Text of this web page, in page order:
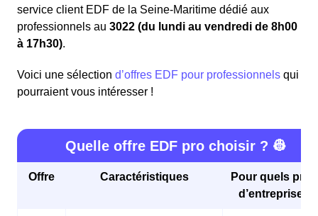
service client EDF de la Seine-Maritime dédié aux
professionnels au 3022 (du lundi au vendredi de 8h00
à 17h30).
Voici une sélection d’offres EDF pour professionnels qui
pourraient vous intéresser !
Quelle offre EDF pro choisir ? 👷
Offre Caractéristiques
Pour quels
d’entreprises